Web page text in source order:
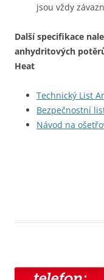
jsou vždy
Další specifikace
anhydritových
Heat
Technický List
Bezpečnostní
Návod na